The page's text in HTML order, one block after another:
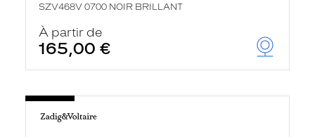
SZV468V 0700 NOIR BRILLANT
À partir de
165,00 €